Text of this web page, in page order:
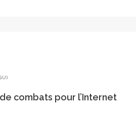
combats pour l’Internet